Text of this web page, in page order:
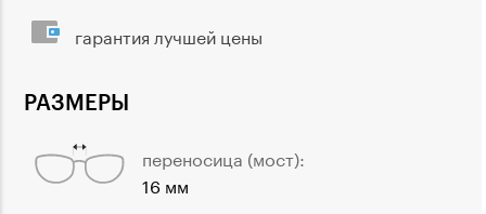
РАЗМЕРЫ
переносица (мост):
16 мм
гарантия лучшей цены